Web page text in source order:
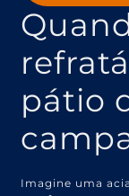
pátio
Imagine uma